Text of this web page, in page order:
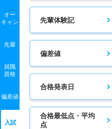
オー
キャン
先輩
就職
資格
偏差値
入試
先輩体験記
偏差値
合格発表日
合格最低点・平均
点